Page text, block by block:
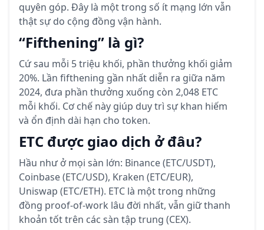
quyên góp. Đây là một trong số ít mạng lớn vẫn
thật sự do cộng đồng vận hành.
“Fifthening” là gì?
Cứ sau mỗi 5 triệu khối, phần thưởng khối giảm
20%. Lần fifthening gần nhất diễn ra giữa năm
2024, đưa phần thưởng xuống còn 2,048 ETC
mỗi khối. Cơ chế này giúp duy trì sự khan hiếm
và ổn định dài hạn cho token.
ETC được giao dịch ở đâu?
Hầu như ở mọi sàn lớn: Binance (ETC/USDT),
Coinbase (ETC/USD), Kraken (ETC/EUR),
Uniswap (ETC/ETH). ETC là một trong những
đồng proof-of-work lâu đời nhất, vẫn giữ thanh
khoản tốt trên các sàn tập trung (CEX).